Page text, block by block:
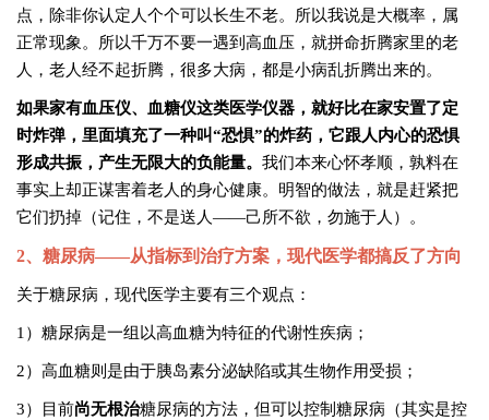
点，除非你认定人个个可以长生不老。所以我说是大概率，属
正常现象。所以千万不要一遇到高血压，就拼命折腾家里的老
人，老人经不起折腾，很多大病，都是小病乱折腾出来的。
如果家有血压仪、血糖仪这类医学仪器，就好比在家安置了定
时炸弹，里面填充了一种叫“恐惧”的炸药，它跟人内心的恐惧
形成共振，产生无限大的负能量。 我们本来心怀孝顺，孰料在
事实上却正谋害着老人的身心健康。明智的做法，就是赶紧把
它们扔掉（记住，不是送人——己所不欲，勿施于人）。
2、糖尿病——从指标到治疗方案，现代医学都搞反了方向
关于糖尿病，现代医学主要有三个观点：
1）糖尿病是一组以高血糖为特征的代谢性疾病；
2）高血糖则是由于胰岛素分泌缺陷或其生物作用受损；
3）目前尚无根治糖尿病的方法，但可以控制糖尿病（其实是控